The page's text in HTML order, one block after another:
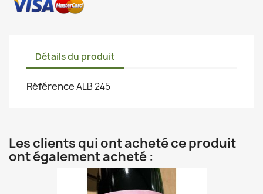
Détails du produit
RéférenceALB 245
Les clients qui ont acheté ce produit
ont également acheté :